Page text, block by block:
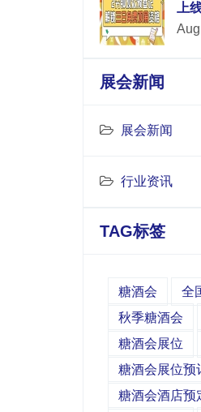
上
展会新闻
展会新闻
行业资讯
TAG标签
糖酒会 全
秋季糖酒会
糖酒会展位
糖酒会展位预
糖酒会酒店预